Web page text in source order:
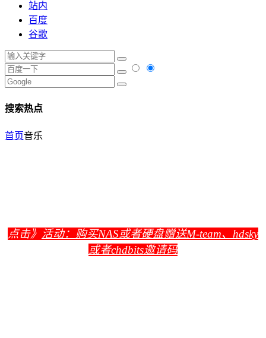
站内
百度
谷歌
搜索热点
首页音乐
点击》 活动：购买NAS或者硬盘赠送M-team、hdsky
或者chdbits邀请码